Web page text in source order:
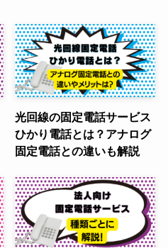
光回線の固定電話サービス
ひかり電話とは？アナログ
固定電話との違いも解説